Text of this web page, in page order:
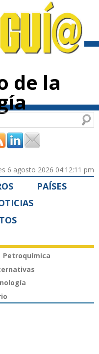
de la
6 agosto 2026 04:12:11 pm
PAÍSES
Petroquímica